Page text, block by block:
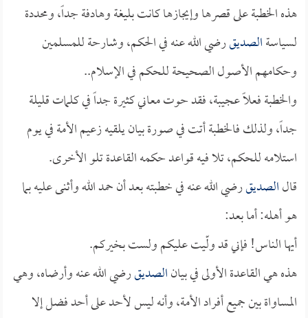
هذه الخطبة على قصرها وإيجازها كانت بليغة وهادفة جداً، ومحددة
لسياسةالصديقرضي الله عنه في الحكم، وشارحة للمسلمين
وحكامهم الأصول الصحيحة للحكم في الإسلام..
والخطبة فعلاً عجيبة، فقد حوت معاني كثيرة جداً في كلمات قليلة
جداً، ولذلك فالخطبة أتت في صورة بيان يلقيه زعيم الأمة في يوم
استلامه للحكم، تلا فيه قواعد حكمه القاعدة تلو الأخرى.
قالالصديقرضي الله عنه في خطبته بعد أن حمد الله وأثنى عليه بما
هو أهله: أما بعد:
أيها الناس! فإني قد ولّيت عليكم ولست بخيركم.
هذه هي القاعدة الأولى في بيانالصديقرضي الله عنه وأرضاه، وهي
المساواة بين جميع أفراد الأمة، وأنه ليس لأحد على أحد فضل إلا